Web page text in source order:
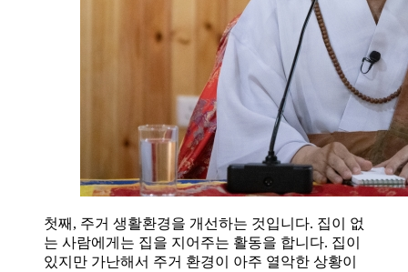
첫째, 주거 생활환경을 개선하는 것입니다. 집이 없
는 사람에게는 집을 지어주는 활동을 합니다. 집이
있지만 가난해서 주거 환경이 아주 열악한 상황이